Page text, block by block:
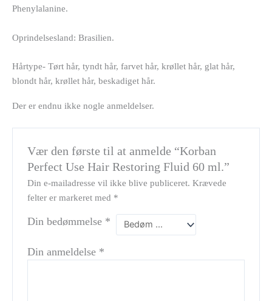
Phenylalanine.
Oprindelsesland: Brasilien.
Hårtype- Tørt hår, tyndt hår, farvet hår, krøllet hår, glat hår,
blondt hår, krøllet hår, beskadiget hår.
Der er endnu ikke nogle anmeldelser.
Vær den første til at anmelde “Korban
Perfect Use Hair Restoring Fluid 60 ml.”
Din e-mailadresse vil ikke blive publiceret. Krævede
felter er markeret med *
Din bedømmelse *
Din anmeldelse *